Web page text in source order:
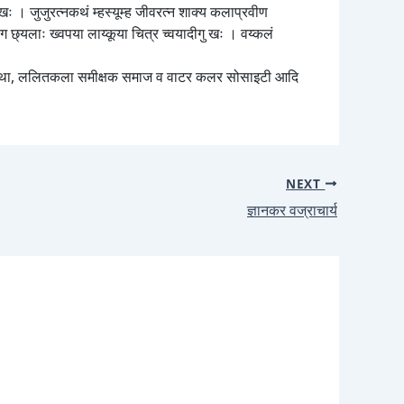
। जुजुरत्नकथं म्हस्यूम्ह जीवरत्न शाक्य कलाप्रवीण
छ्यलाः ख्वपया लाय्कूया चित्र च्वयादीगु खः । वय्कलं
ललितकला समीक्षक समाज व वाटर कलर सोसाइटी आदि
NEXT
ज्ञानकर वज्राचार्य